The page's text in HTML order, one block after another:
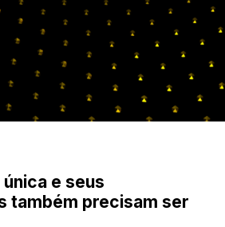
e seus
também precisam ser